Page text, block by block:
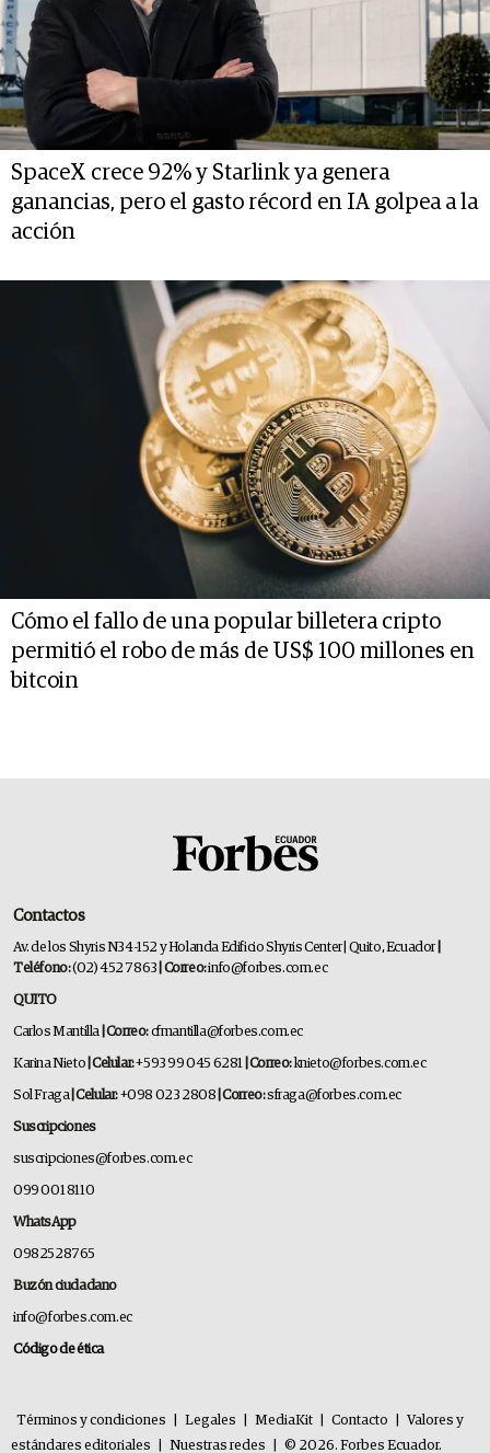
SpaceX crece 92% y Starlink ya genera
ganancias, pero el gasto récord en IA golpea a la
acción
Cómo el fallo de una popular billetera cripto
permitió el robo de más de US$ 100 millones en
bitcoin
Contactos
Av. de los Shyris N34-152 y Holanda Edificio Shyris Center | Quito, Ecuador
Teléfono:(02) 452 7863 | Correo:info@forbes.com.ec
QUITO
Carlos Mantilla | Correo:cfmantilla@forbes.com.ec
Karina Nieto | Celular:+593 99 045 6281 | Correo:knieto@forbes.com.ec
Sol Fraga| Celular:+098 023 2808 | Correo:sfraga@forbes.com.ec
Suscripciones
suscripciones@forbes.com.ec
099 001 8110
WhatsApp
0982528765
Buzón ciudadano
info@forbes.com.ec
Código de ética
Términos y condiciones Legales MediaKit Contacto
Valores y
estándares editoriales
Nuestras redes © 2026. Forbes Ecuador.